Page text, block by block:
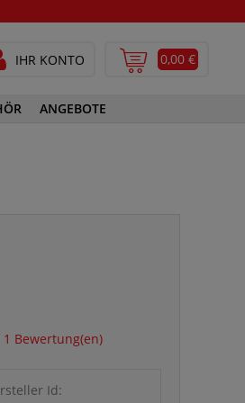
IHR KONTO 0,00 €
ANGEBOTE
Bewertung(en)
Id: